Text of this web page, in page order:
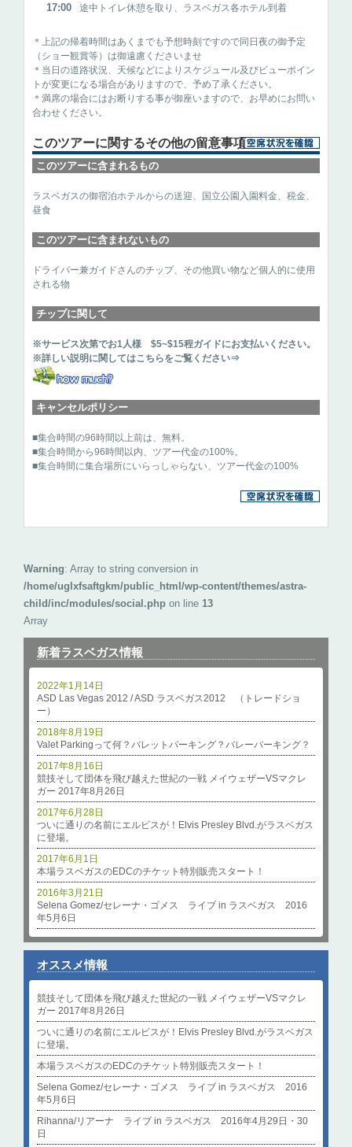
新着ラスベガス情報
ASD Las Vegas 2012 / ASD ラスベガス2012 （トレードショ
ー）
2022年1月14日
Valet Parkingって何？バレットパーキング？バレーパーキング？
2018年8月19日
競技そして団体を飛び越えた世紀の一戦 メイウェザーVSマクレ
ガー 2017年8月26日
2017年8月16日
ついに通りの名前にエルビスが！Elvis Presley Blvd.がラスベガス
に登場。
2017年6月28日
本場ラスベガスのEDCのチケット特別販売スタート！
2017年6月1日
Selena Gomez/セレーナ・ゴメス ライブ in ラスベガス 2016
年5月6日
2016年3月21日
オススメ情報
競技そして団体を飛び越えた世紀の一戦 メイウェザーVSマクレ
ガー 2017年8月26日
ついに通りの名前にエルビスが！Elvis Presley Blvd.がラスベガス
に登場。
本場ラスベガスのEDCのチケット特別販売スタート！
Selena Gomez/セレーナ・ゴメス ライブ in ラスベガス 2016
年5月6日
Rihanna/リアーナ ライブ in ラスベガス 2016年4月29日・30
日
17:00 途中トイレ休憩を取り、ラスベガス各ホテル到着
＊上記の帰着時間はあくまでも予想時刻ですので同日夜の御予定
（ショー観賞等）は御遠慮くださいませ
＊当日の道路状況、天候などによりスケジュール及びビューポイン
トが変更になる場合がありますので、予め了承ください。
＊満席の場合にはお断りする事が御座いますので、お早めにお問い
合わせください。
このツアーに関するその他の留意事項
このツアーに含まれるもの
ラスベガスの御宿泊ホテルからの送迎、国立公園入園料金、税金、
昼食
このツアーに含まれないもの
ドライバー兼ガイドさんのチップ、その他買い物など個人的に使用
される物
チップに関して
※サービス次第でお1人様 $5~$15程ガイドにお支払いください。
※詳しい説明に関してはこちらをご覧ください⇒
キャンセルポリシー
■集合時間の96時間以上前は、無料。
■集合時間から96時間以内、ツアー代金の100%。
■集合時間に集合場所にいらっしゃらない、ツアー代金の100%
Warning: Array to string conversion in
/home/uglxfsaftgkm/public_html/wp-content/themes/astra-
child/inc/modules/social.php on line 13
Array